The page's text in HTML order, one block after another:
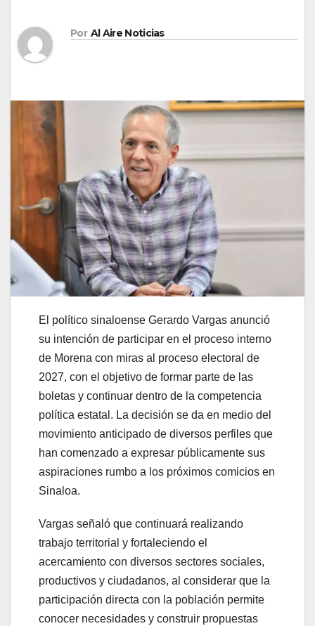
Por Al Aire Noticias
El político sinaloense Gerardo Vargas anunció
su intención de participar en el proceso interno
de Morena con miras al proceso electoral de
2027, con el objetivo de formar parte de las
boletas y continuar dentro de la competencia
política estatal. La decisión se da en medio del
movimiento anticipado de diversos perfiles que
han comenzado a expresar públicamente sus
aspiraciones rumbo a los próximos comicios en
Sinaloa.
Vargas señaló que continuará realizando
trabajo territorial y fortaleciendo el
acercamiento con diversos sectores sociales,
productivos y ciudadanos, al considerar que la
participación directa con la población permite
conocer necesidades y construir propuestas